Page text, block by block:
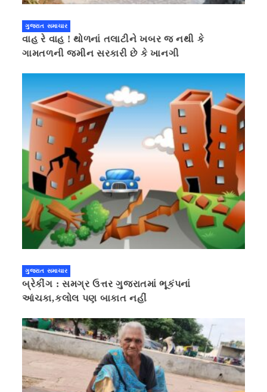
ગુજરાત સમાચાર
વાહ રે વાહ ! થોળનાં તલાટીને ખબર જ નથી કે
ગામતળની જમીન સરકારી છે કે ખાનગી
ગુજરાત સમાચાર
બ્રેકીંગ : સમગ્ર ઉત્તર ગુજરાતમાં ભૂકંપનાં
આંચકા,કલોલ પણ બાકાત નહીં